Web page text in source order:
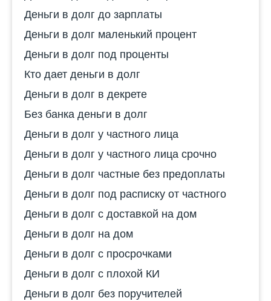
Деньги в долг до зарплаты
Деньги в долг маленький процент
Деньги в долг под проценты
Кто дает деньги в долг
Деньги в долг в декрете
Без банка деньги в долг
Деньги в долг у частного лица
Деньги в долг у частного лица срочно
Деньги в долг частные без предоплаты
Деньги в долг под расписку от частного
Деньги в долг с доставкой на дом
Деньги в долг на дом
Деньги в долг с просрочками
Деньги в долг с плохой КИ
Деньги в долг без поручителей